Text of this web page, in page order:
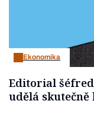
Ekonomika
Editorial
udělá skutečně